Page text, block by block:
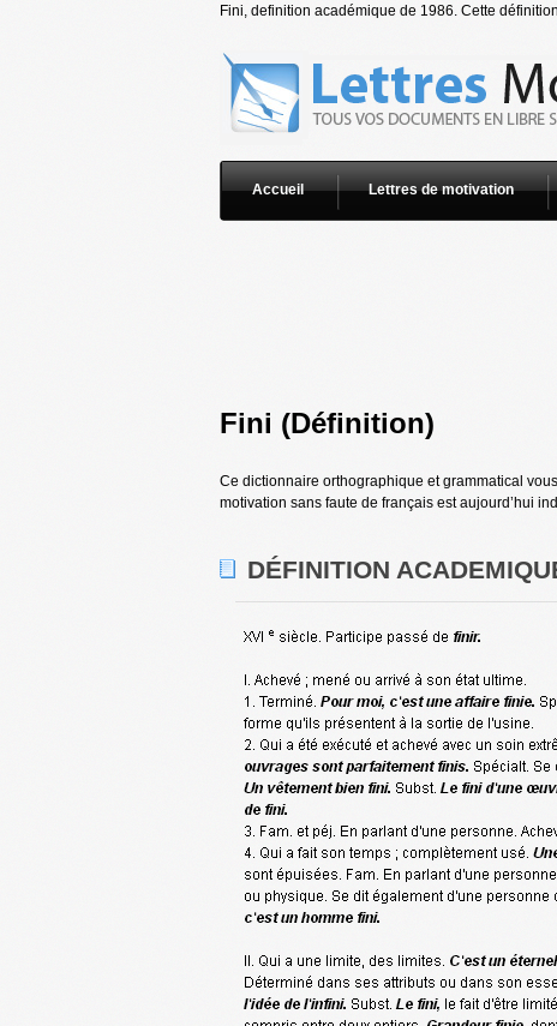
Fini, definition académique de 1986. Cette
Accueil Lettres de motivation
Fini (Définition)
Ce dictionnaire orthographique et grammatical
motivation sans faute de français est aujourd’hui
DÉFINITION